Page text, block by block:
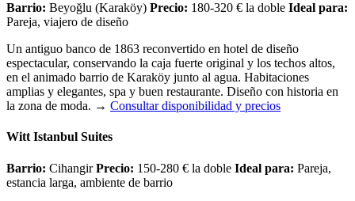
Barrio: Beyoğlu (Karaköy) Precio: 180-320 € la doble Ideal para:
Pareja, viajero de diseño
Un antiguo banco de 1863 reconvertido en hotel de diseño
espectacular, conservando la caja fuerte original y los techos altos,
en el animado barrio de Karaköy junto al agua. Habitaciones
amplias y elegantes, spa y buen restaurante. Diseño con historia en
la zona de moda. → Consultar disponibilidad y precios
Witt Istanbul Suites
Barrio: CihangirPrecio: 150-280 € la doble Ideal para: Pareja,
estancia larga, ambiente de barrio